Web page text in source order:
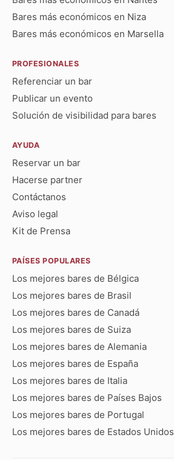
Bares más económicos en Niza
Bares más económicos en Marsella
PROFESIONALES
Referenciar un bar
Publicar un evento
Solución de visibilidad para bares
AYUDA
Reservar un bar
Hacerse partner
Contáctanos
Aviso legal
Kit de Prensa
PAÍSES POPULARES
Los mejores bares de Bélgica
Los mejores bares de Brasil
Los mejores bares de Canadá
Los mejores bares de Suiza
Los mejores bares de Alemania
Los mejores bares de España
Los mejores bares de Italia
Los mejores bares de Países Bajos
Los mejores bares de Portugal
Los mejores bares de Estados Unidos